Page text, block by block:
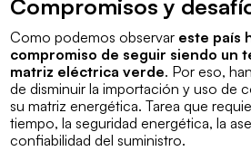
Compromisos y
Como podemos observar este país
compromiso de seguir siendo un
matriz eléctrica verde. Por eso,
de disminuir la importación y uso de
su matriz energética. Tarea que
tiempo, la seguridad energética, la
confiabilidad del suministro.